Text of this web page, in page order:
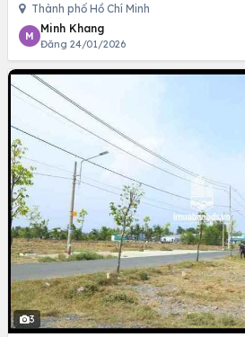
Thành phố Hồ Chí Minh
M
Minh Khang
Đăng 24/01/2026
3